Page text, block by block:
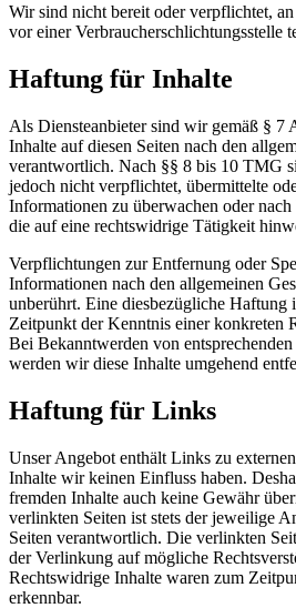
Wir sind nicht bereit oder verpflichtet,
vor einer Verbraucherschlichtungsstelle
Haftung für Inhalte
Als Diensteanbieter sind wir gemäß § 7
Inhalte auf diesen Seiten nach den
verantwortlich. Nach §§ 8 bis 10 TMG
jedoch nicht verpflichtet, übermittelte
Informationen zu überwachen oder
die auf eine rechtswidrige Tätigkeit
Verpflichtungen zur Entfernung oder
Informationen nach den allgemeinen
unberührt. Eine diesbezügliche Haftung
Zeitpunkt der Kenntnis einer konkreten
Bei Bekanntwerden von
werden wir diese Inhalte umgehend
Haftung für Links
Unser Angebot enthält Links zu
Inhalte wir keinen Einfluss haben.
fremden Inhalte auch keine Gewähr
verlinkten Seiten ist stets der jeweilige
Seiten verantwortlich. Die verlinkten
der Verlinkung auf mögliche
Rechtswidrige Inhalte waren zum
erkennbar.